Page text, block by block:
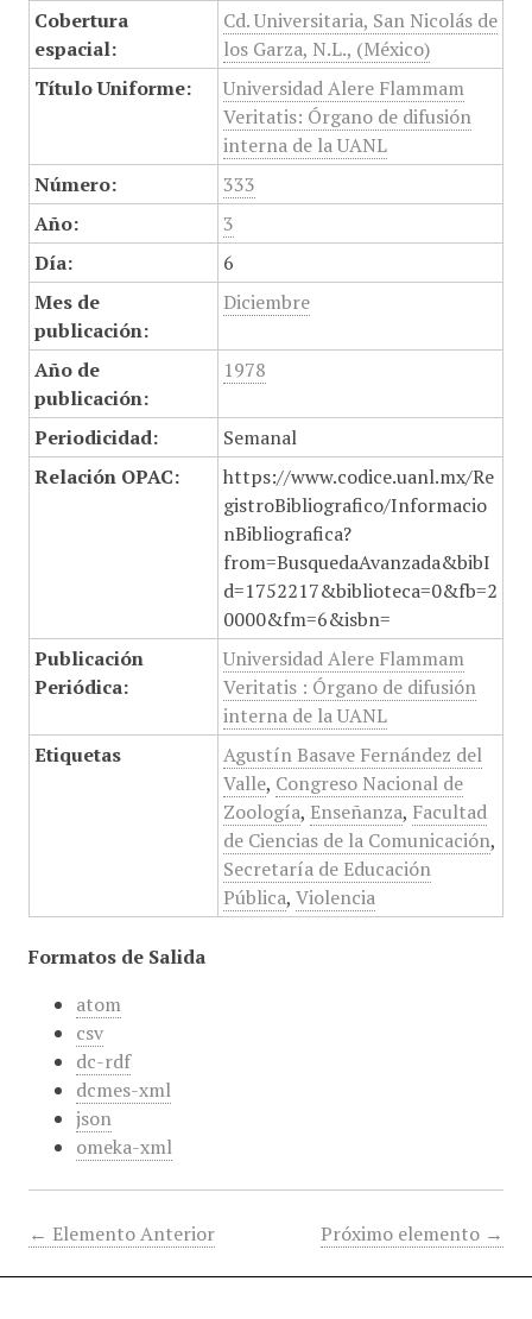
Cobertura
espacial:
Cd. Universitaria, San Nicolás de
los Garza, N.L., (México)
Título Uniforme:
Universidad Alere Flammam
Veritatis: Órgano de difusión
interna de la UANL
Número:
333
Año:
3
Día:
6
Mes de
publicación:
Diciembre
Año de
publicación:
1978
Periodicidad:
Semanal
Relación OPAC:
https://www.codice.uanl.mx/Re
gistroBibliografico/Informacio
nBibliografica?
from=BusquedaAvanzada&bibI
d=1752217&biblioteca=0&fb=2
0000&fm=6&isbn=
Publicación
Periódica:
Universidad Alere Flammam
Veritatis : Órgano de difusión
interna de la UANL
Etiquetas
Agustín Basave Fernández del
Valle, Congreso Nacional de
Zoología, Enseñanza, Facultad
de Ciencias de la Comunicación,
Secretaría de Educación
Pública, Violencia
Formatos de Salida
atom
csv
dc-rdf
dcmes-xml
json
omeka-xml
← Elemento Anterior Próximo elemento →